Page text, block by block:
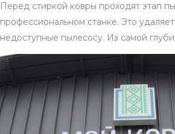
Перед стиркой ковры проходят этап
профессиональном станке. Это
недоступные пылесосу. Из самой